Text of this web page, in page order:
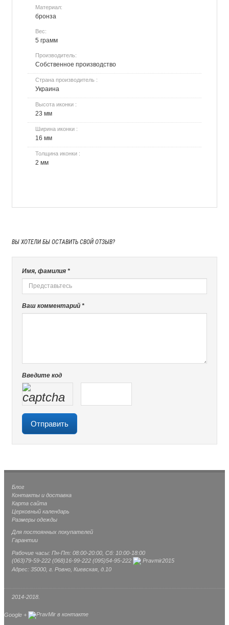
Материал:
бронза
Вес:
5 грамм
Производитель:
Собственное производство
Страна производитель :
Украина
Высота иконки :
23 мм
Ширина иконки :
16 мм
Толщина иконки :
2 мм
ВЫ ХОТЕЛИ БЫ ОСТАВИТЬ СВОЙ ОТЗЫВ?
Имя, фамилия *
Ваш комментарий *
Введите код
Блог
Контакты и доставка
Карта сайта
Церковный календарь
Размеры одежды
Для постоянных покупателей
Гарантии
Рабочие часы: Пн-Пт: 08:00-20:00, Сб: 10:00-18:00
(063)79-59-222 (068) 16-99-222 (095)54-95-222
Pravmir2015
Адрес: 35000, г. Ровно, Киевская, д.10
2014-2018.
Google +